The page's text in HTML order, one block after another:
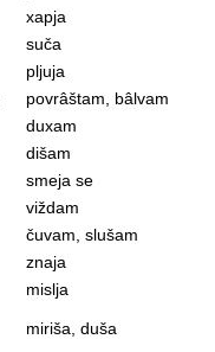
xapja
suča
pljuja
povrâštam, bâlvam
duxam
dišam
smeja se
viždam
čuvam, slušam
znaja
mislja
miriša, duša